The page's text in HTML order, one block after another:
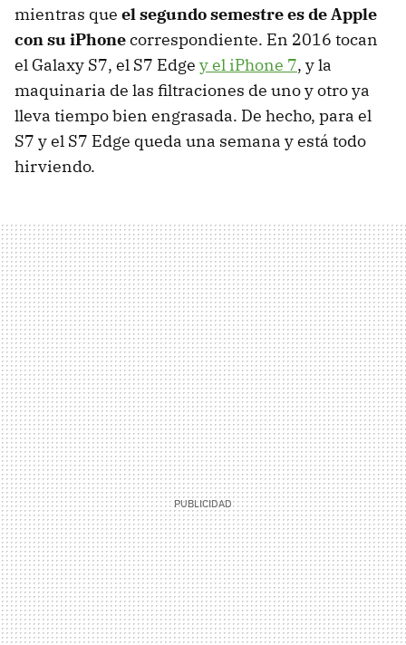
mientras que el segundo semestre es de Apple
con su iPhonecorrespondiente. En 2016 tocan
el Galaxy S7, el S7 Edge y el iPhone 7, y la
maquinaria de las filtraciones de uno y otro ya
lleva tiempo bien engrasada. De hecho, para el
S7 y el S7 Edge queda una semana y está todo
hirviendo.